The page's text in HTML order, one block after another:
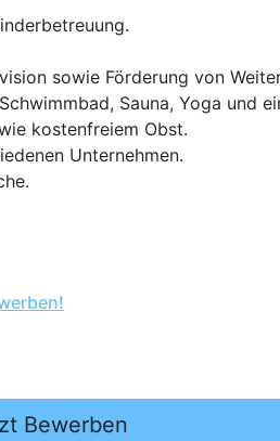
sowie Förderung von
Sauna, Yoga und
kostenfreiem Obst.
Unternehmen.
Bewerben